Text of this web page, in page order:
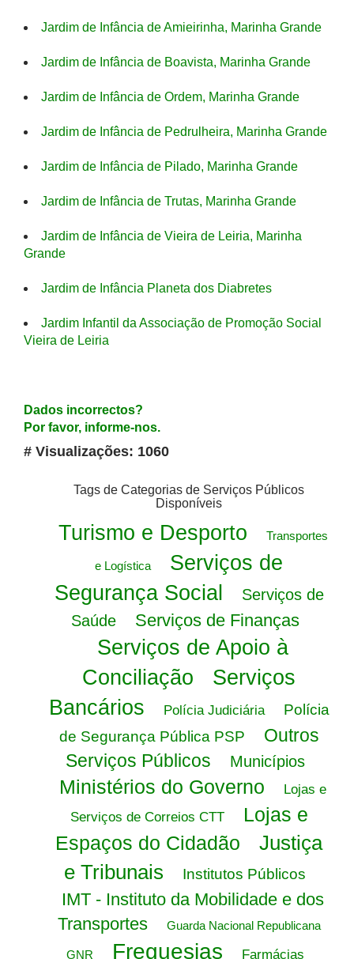
Jardim de Infância de Amieirinha, Marinha Grande
Jardim de Infância de Boavista, Marinha Grande
Jardim de Infância de Ordem, Marinha Grande
Jardim de Infância de Pedrulheira, Marinha Grande
Jardim de Infância de Pilado, Marinha Grande
Jardim de Infância de Trutas, Marinha Grande
Jardim de Infância de Vieira de Leiria, Marinha
Grande
Jardim de Infância Planeta dos Diabretes
Jardim Infantil da Associação de Promoção Social
Vieira de Leiria
Dados incorrectos?
Por favor, informe-nos.
# Visualizações: 1060
Tags de Categorias de Serviços Públicos
Disponíveis
Turismo e Desporto Transportes
e Logística
Serviços de
Segurança Social
Serviços de
Saúde
Serviços de Finanças
Serviços de Apoio à
Conciliação
Serviços
Bancários
Polícia Judiciária
Polícia
de Segurança Pública PSP
Outros
Serviços Públicos
Municípios
Ministérios do Governo
Lojas e
Serviços de Correios CTT
Lojas e
Espaços do Cidadão
Justiça
e Tribunais
Institutos Públicos
IMT - Instituto da Mobilidade e dos
Transportes
Guarda Nacional Republicana
GNR Freguesias Farmácias